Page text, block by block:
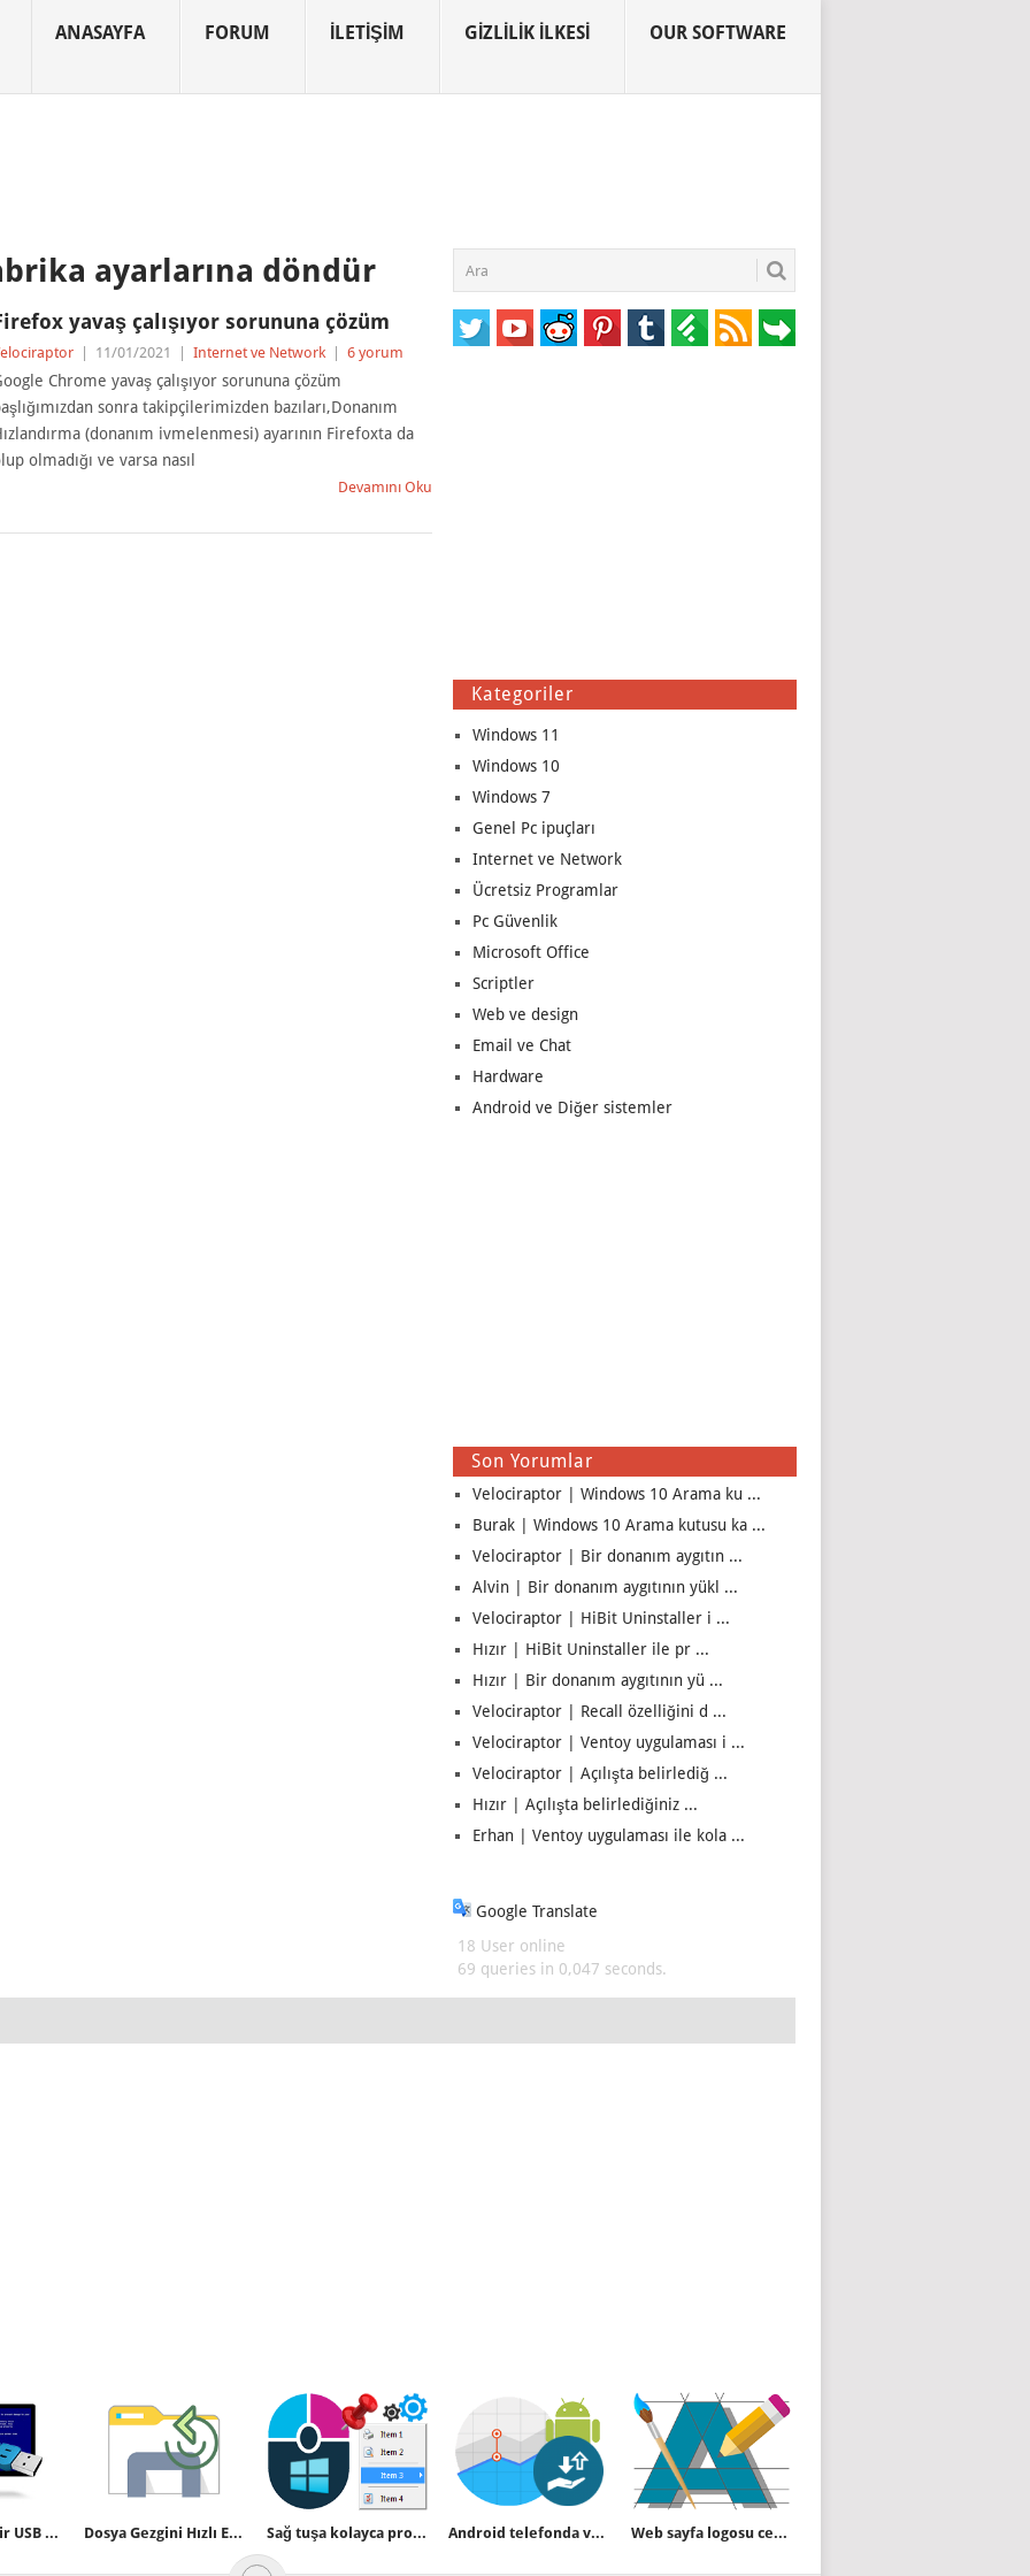
ANASAYFA FORUM İLETIŞIM GIZLILIK İLKESI OUR SOFTWARE
ayarlarına döndür
yavaş çalışıyor sorununa çözüm
11/01/2021 Internet ve Network 6 yorum
Chrome yavaş çalışıyor sorununa çözüm
sonra takipçilerimizden bazıları,Donanım
(donanım ivmelenmesi) ayarının Firefoxta da
olmadığı ve varsa nasıl
Devamını Oku
Kategoriler
Windows 11
Windows 10
Windows 7
Genel Pc ipuçları
Internet ve Network
Ücretsiz Programlar
Pc Güvenlik
Microsoft Office
Scriptler
Web ve design
Email ve Chat
Hardware
Android ve Diğer sistemler
Son Yorumlar
Velociraptor | Windows 10 Arama ku ...
Burak | Windows 10 Arama kutusu ka ...
Velociraptor | Bir donanım aygıtın ...
Alvin | Bir donanım aygıtının yükl ...
Velociraptor | HiBit Uninstaller i ...
Hızır | HiBit Uninstaller ile pr ...
Hızır | Bir donanım aygıtının yü ...
Velociraptor | Recall özelliğini d ...
Velociraptor | Ventoy uygulaması i ...
Velociraptor | Açılışta belirlediğ ...
Hızır | Açılışta belirlediğiniz ...
Erhan | Ventoy uygulaması ile kola ...
Google Translate
18 User online
69 queries in 0,047 seconds.
Önyüklenebilir USB belleğimizi boot etmeden test edelim Dosya Gezgini Hızlı Erişim Araç Çubuğunu Sıfırlama Sağ tuşa kolayca program veya script ekleyin Android telefonda veri tasarrufu nasıl kapatılır Web sayfa logosu cep telefonunda bulanık görünüyor